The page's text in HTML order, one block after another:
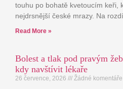
touhu po bohatě kvetoucím keři,
nejdrsnější české mrazy. Na
Read More »
Bolest a tlak pod pravým
kdy navštívit lékaře
26 července, 2026 Žádné komentáře